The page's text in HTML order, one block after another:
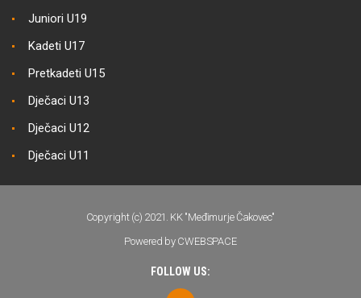
Juniori U19
Kadeti U17
Pretkadeti U15
Dječaci U13
Dječaci U12
Dječaci U11
Copyright (c) 2021. KK "Međimurje Čakovec"
Powered by CWEBSPACE
FOLLOW US: